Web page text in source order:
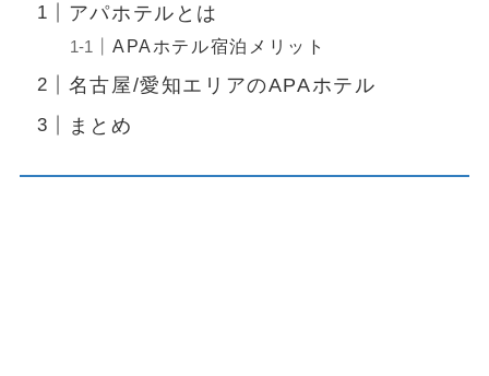
アパホテルとは
APAホテル宿泊メリット
名古屋/愛知エリアのAPAホテル
まとめ